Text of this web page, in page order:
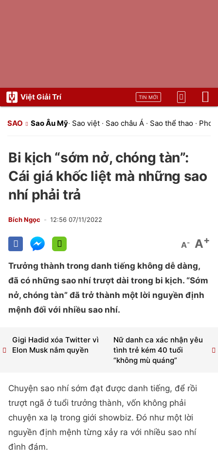
Việt Giải Trí TIN MỚI
SAO Sao Âu Mỹ· Sao việt · Sao châu Á · Sao thể thao ·
Bi kịch “sớm nở, chóng tàn”:
Cái giá khốc liệt mà những sao
nhí phải trả
Bích Ngọc 12:56 07/11/2022
A- A+
Trưởng thành trong danh tiếng không dễ dàng,
đã có những sao nhí trượt dài trong bi kịch. “Sớm
nở, chóng tàn” đã trở thành một lời nguyền định
mệnh đối với nhiều sao nhí.
Nữ danh ca xác nhận yêu
tình trẻ kém 40 tuổi
“không mù quáng”
Gigi Hadid xóa Twitter vì
Elon Musk nắm quyền
Chuyện sao nhí sớm đạt được danh tiếng, để rồi
trượt ngã ở tuổi trưởng thành, vốn không phải
chuyện xa lạ trong giới showbiz. Đó như một lời
nguyền định mệnh từng xảy ra với nhiều sao nhí
đình đám.